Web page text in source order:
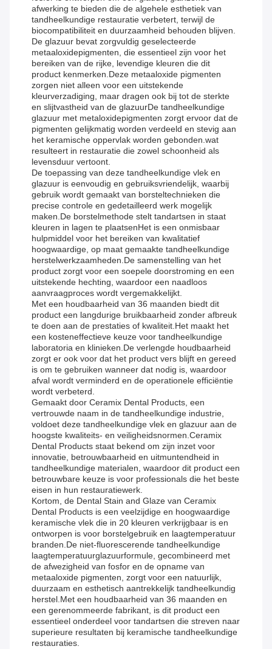
afwerking te bieden die de algehele esthetiek van
tandheelkundige restauratie verbetert, terwijl de
biocompatibiliteit en duurzaamheid behouden blijven.
De glazuur bevat zorgvuldig geselecteerde
metaaloxidepigmenten, die essentieel zijn voor het
bereiken van de rijke, levendige kleuren die dit
product kenmerken.Deze metaaloxide pigmenten
zorgen niet alleen voor een uitstekende
kleurverzadiging, maar dragen ook bij tot de sterkte
en slijtvastheid van de glazuurDe tandheelkundige
glazuur met metaloxidepigmenten zorgt ervoor dat de
pigmenten gelijkmatig worden verdeeld en stevig aan
het keramische oppervlak worden gebonden.wat
resulteert in restauratie die zowel schoonheid als
levensduur vertoont.
De toepassing van deze tandheelkundige vlek en
glazuur is eenvoudig en gebruiksvriendelijk, waarbij
gebruik wordt gemaakt van borsteltechnieken die
precise controle en gedetailleerd werk mogelijk
maken.De borstelmethode stelt tandartsen in staat
kleuren in lagen te plaatsenHet is een onmisbaar
hulpmiddel voor het bereiken van kwalitatief
hoogwaardige, op maat gemaakte tandheelkundige
herstelwerkzaamheden.De samenstelling van het
product zorgt voor een soepele doorstroming en een
uitstekende hechting, waardoor een naadloos
aanvraagproces wordt vergemakkelijkt.
Met een houdbaarheid van 36 maanden biedt dit
product een langdurige bruikbaarheid zonder afbreuk
te doen aan de prestaties of kwaliteit.Het maakt het
een kosteneffectieve keuze voor tandheelkundige
laboratoria en klinieken.De verlengde houdbaarheid
zorgt er ook voor dat het product vers blijft en gereed
is om te gebruiken wanneer dat nodig is, waardoor
afval wordt verminderd en de operationele efficiëntie
wordt verbeterd.
Gemaakt door Ceramix Dental Products, een
vertrouwde naam in de tandheelkundige industrie,
voldoet deze tandheelkundige vlek en glazuur aan de
hoogste kwaliteits- en veiligheidsnormen.Ceramix
Dental Products staat bekend om zijn inzet voor
innovatie, betrouwbaarheid en uitmuntendheid in
tandheelkundige materialen, waardoor dit product een
betrouwbare keuze is voor professionals die het beste
eisen in hun restauratiewerk.
Kortom, de Dental Stain and Glaze van Ceramix
Dental Products is een veelzijdige en hoogwaardige
keramische vlek die in 20 kleuren verkrijgbaar is en
ontworpen is voor borstelgebruik en laagtemperatuur
branden.De niet-fluorescerende tandheelkundige
laagtemperatuurglazuurformule, gecombineerd met
de afwezigheid van fosfor en de opname van
metaaloxide pigmenten, zorgt voor een natuurlijk,
duurzaam en esthetisch aantrekkelijk tandheelkundig
herstel.Met een houdbaarheid van 36 maanden en
een gerenommeerde fabrikant, is dit product een
essentieel onderdeel voor tandartsen die streven naar
superieure resultaten bij keramische tandheelkundige
restauraties.